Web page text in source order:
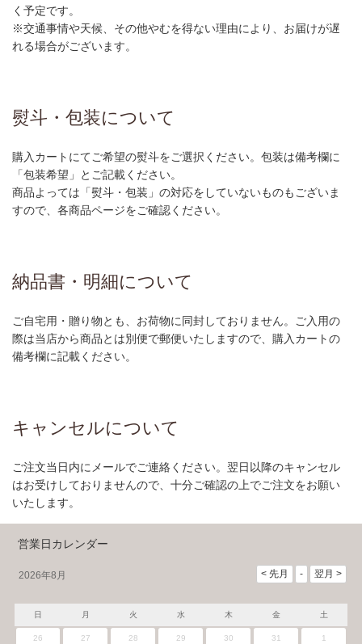
く予定です。
※交通事情や天候、その他やむを得ない理由により、お届けが遅
れる場合がございます。
熨斗・包装について
購入カートにてご希望の熨斗をご選択ください。包装は備考欄に
「包装希望」とご記載ください。
商品よっては「熨斗・包装」の対応をしていないものもございま
すので、各商品ページをご確認ください。
納品書・明細について
ご自宅用・贈り物とも、お荷物に同封しておりません。ご入用の
際は当店から商品とは別便で郵便いたしますので、購入カートの
備考欄に記載ください。
キャンセルについて
ご注文当日内にメールでご連絡ください。翌日以降のキャンセル
はお受けしておりませんので、十分ご確認の上でご注文をお願い
いたします。
営業日カレンダー
2026年8月
日 月 火 水 木 金 土
26 27 28 29 30 31 1